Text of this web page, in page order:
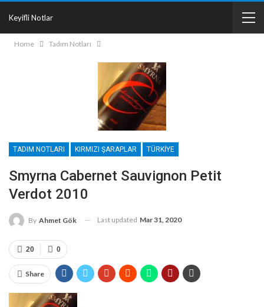
Keyifli Notlar
Home Tadım Notları
TADIM NOTLARI KIRMIZI ŞARAPLAR TÜRKIYE
Smyrna Cabernet Sauvignon Petit
Verdot 2010
By Ahmet Gök Last updated Mar 31, 2020
0
20
Share